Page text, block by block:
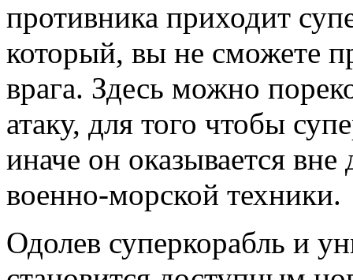
противника приходит
который, вы не сможете
врага. Здесь можно
атаку, для того чтобы
иначе он оказывается
военно-морской техники.
Одолев суперкорабль и